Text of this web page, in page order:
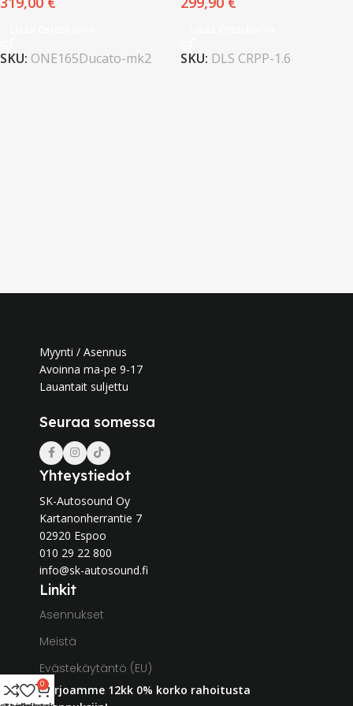
SKU: ONE165Ducato-mk2 SKU: DLS CRPP-1.6
Myynti / Asennus
Avoinna ma-pe 9-17
Lauantait suljettu
Seuraa somessa
Yhteystiedot
SK-Autosound Oy
Kartanonherrantie 7
02920 Espoo
010 29 22 800
info@sk-autosound.fi
Linkit
Asennukset
Meistä
Evästekäytäntö (EU)
Tarjoamme 12kk 0% korko rahoitusta
0